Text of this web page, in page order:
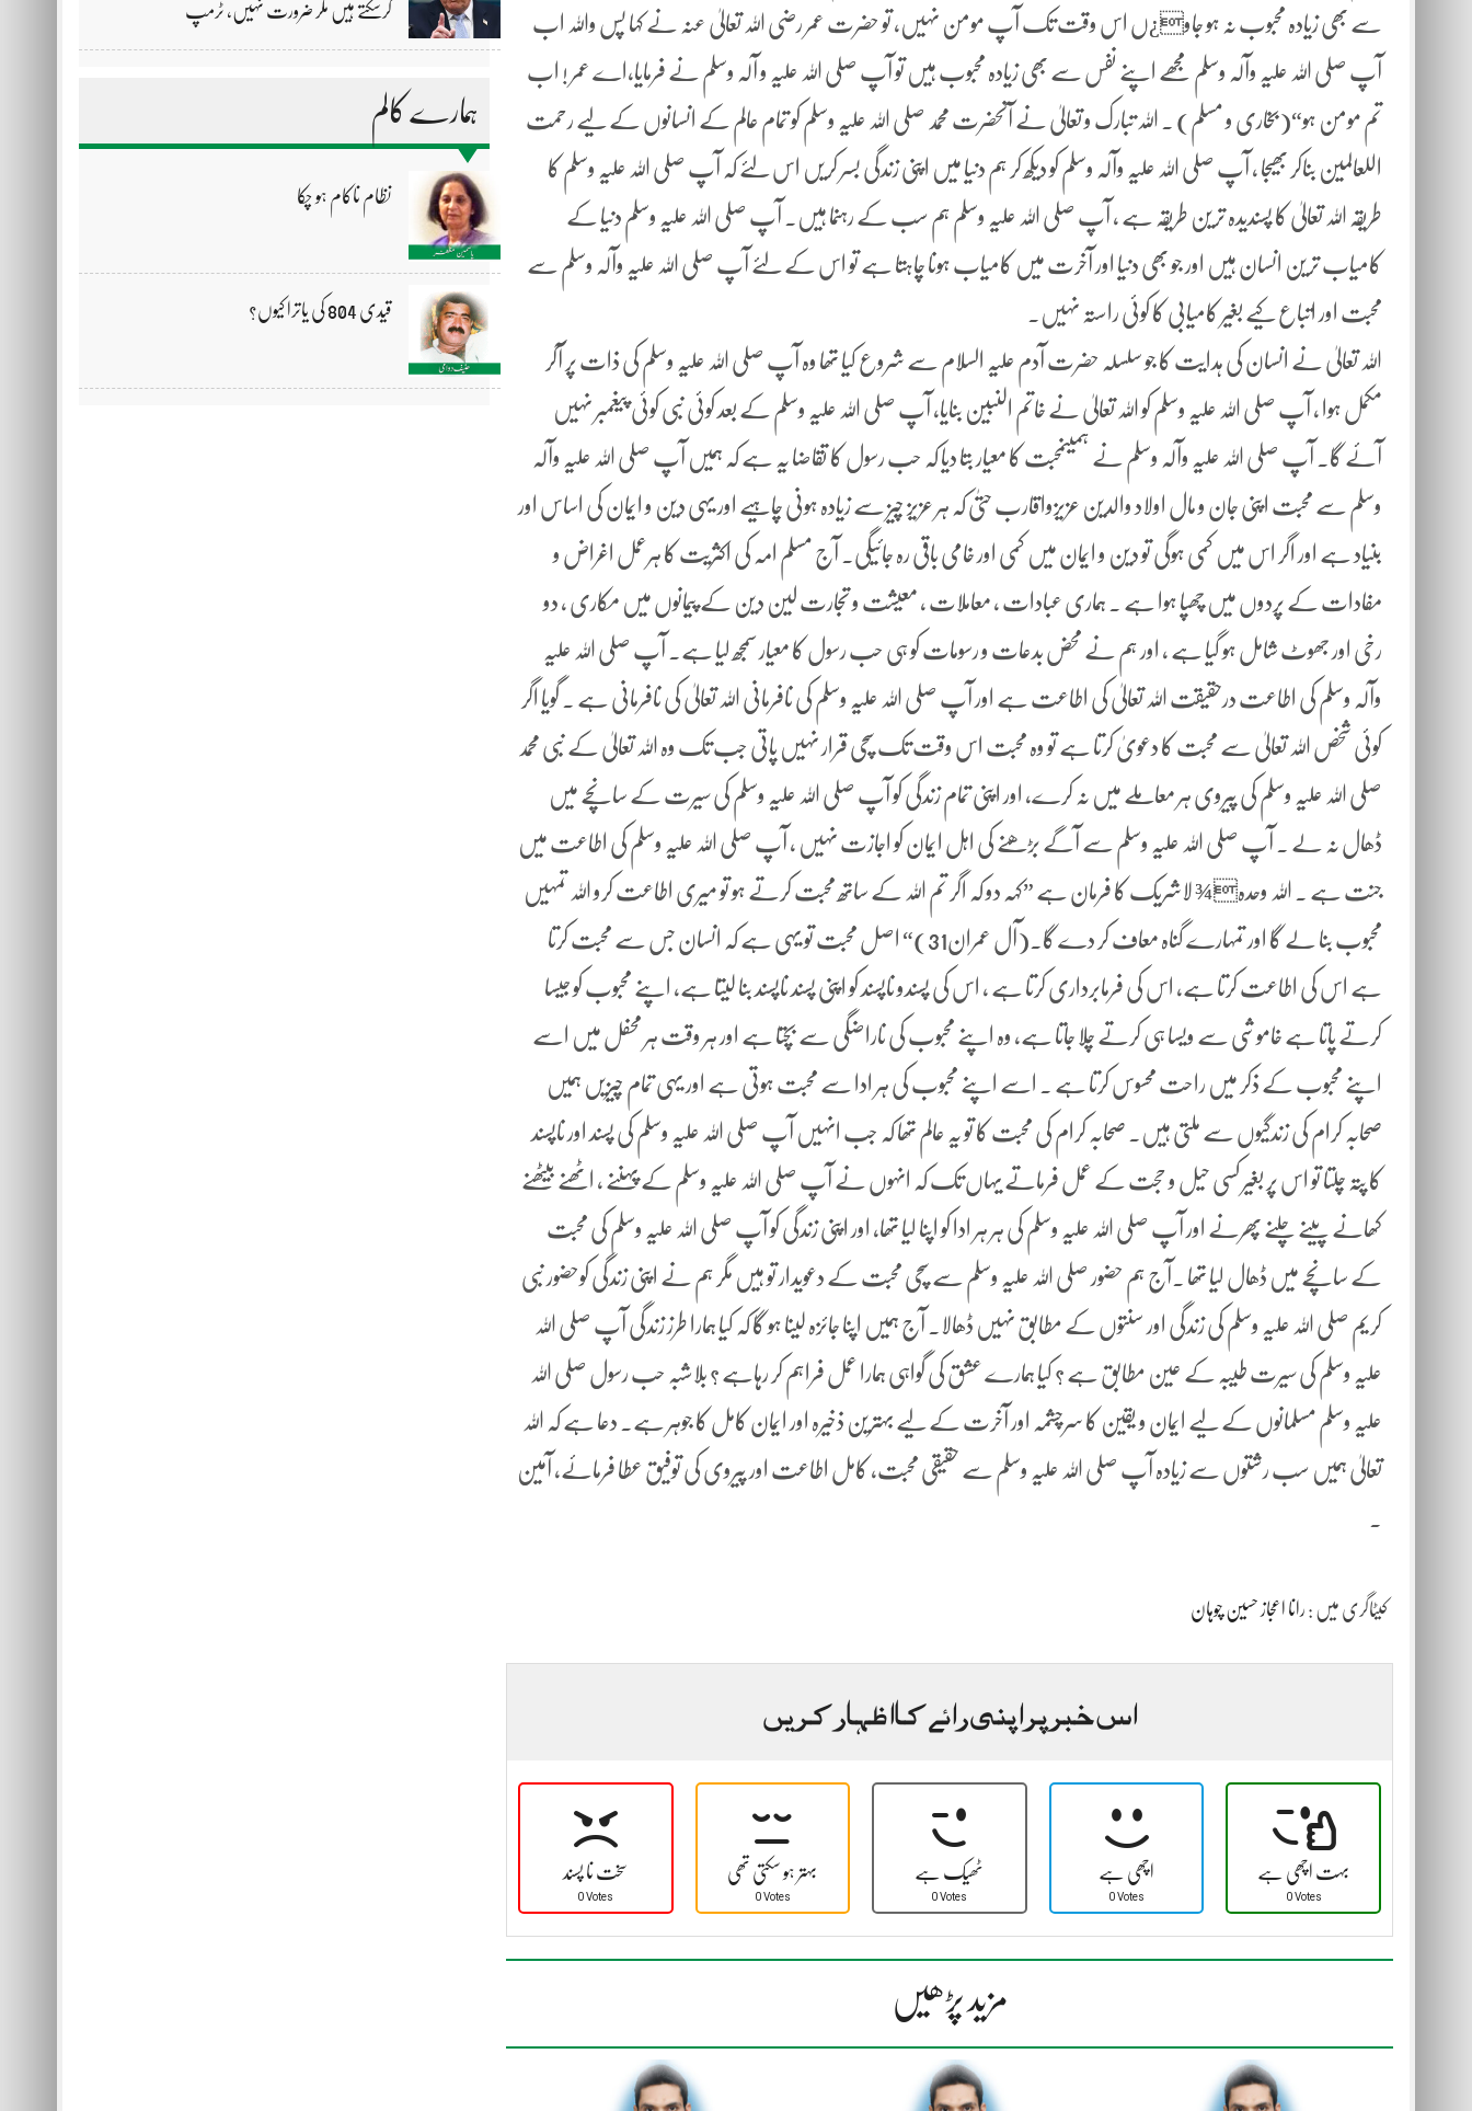
کرسکتے ہیں مگر ضرورت نہیں، ٹرمپ
ہمارے کالم
نظام ناکام ہو چکا
قیدی 804 کی یاترا کیوں؟
سے بھی زیادہ محبوب نہ ہو جاو¿ں اس وقت تک آپ مومن نہیں، تو حضرت عمر رضی اللہ تعالیٰ عنہ نے کہا پس واللہ اب
آپ صلی اللہ علیہ وآلہ وسلم مجھے اپنے نفس سے بھی زیادہ محبوب ہیں تو آپ صلی اللہ علیہ و آلہ وسلم نے فرمایا،اے عمر ! اب
تم مومن ہو“(بخاری و مسلم) ۔ اللہ تبارک و تعالیٰ نے آنحضرت محمد صلی اللہ علیہ وسلم کو تمام عالم کے انسانوں کے لیے رحمت
اللعالمین بناکر بھیجا ، آپ صلی اللہ علیہ وآلہ وسلم کو دیکھ کر ہم دنیا میں اپنی زندگی بسر کریں اس لئے کہ آپ صلی اللہ علیہ وسلم کا
طریقہ اللہ تعالیٰ کا پسندیدہ ترین طریقہ ہے ، آپ صلی اللہ علیہ وسلم ہم سب کے رہنما ہیں۔ آپ صلی اللہ علیہ وسلم دنیا کے
کامیاب ترین انسان ہیں اور جو بھی دنیا اور آخرت میں کامیاب ہونا چاہتا ہے تو اس کے لئے آپ صلی اللہ علیہ وآلہ وسلم سے
محبت اور اتباع کیے بغیر کامیابی کا کوئی راستہ نہیں۔
اللہ تعالیٰ نے انسان کی ہدایت کا جو سلسلہ حضرت آدم علیہ السلام سے شروع کیا تھا وہ آپ صلی اللہ علیہ وسلم کی ذات پر آکر
مکمل ہوا ، آپ صلی اللہ علیہ وسلم کو اللہ تعالیٰ نے خاتم النبین بنایا، آپ صلی اللہ علیہ وسلم کے بعد کوئی نبی کوئی پیغمبر نہیں
آئے گا۔ آپ صلی اللہ علیہ وآلہ وسلم نے ہمیںمحبت کا معیار بتا دیا کہ حب رسول کا تقاضا یہ ہے کہ ہمیں آپ صلی اللہ علیہ وآلہ
وسلم سے محبت اپنی جان و مال اولاد والدین عزیزواقارب حتیٰ کہ ہر عزیز چیز سے زیادہ ہونی چاہیے اور یہی دین و ایمان کی اساس اور
بنیاد ہے اور اگر اس میں کمی ہوگی تو دین و ایمان میں کمی اور خامی باقی رہ جائیگی۔ آج مسلم امہ کی اکثریت کا ہرعمل اغراض و
مفادات کے پردوں میں چھپا ہوا ہے ۔ ہماری عبادات ، معاملات ، معیشت و تجارت لین دین کے پیمانوں میں مکاری ، دو
رخی اور جھوٹ شامل ہو گیا ہے ، اور ہم نے محض بدعات و رسومات کو ہی حب رسول کا معیار سمجھ لیا ہے۔ آپ صلی اللہ علیہ
وآلہ وسلم کی اطاعت درحقیقت اللہ تعالیٰ کی اطاعت ہے اور آپ صلی اللہ علیہ وسلم کی نافرمانی اللہ تعالیٰ کی نافرمانی ہے ۔ گویا اگر
کوئی شخص اللہ تعالیٰ سے محبت کا دعویٰ کرتا ہے تو وہ محبت اس وقت تک سچی قرار نہیں پاتی جب تک وہ اللہ تعالیٰ کے نبی محمد
صلی اللہ علیہ وسلم کی پیروی ہر معاملے میں نہ کرے، اور اپنی تمام زندگی کو آپ صلی اللہ علیہ وسلم کی سیرت کے سانچے میں
ڈھال نہ لے ۔ آپ صلی اللہ علیہ وسلم سے آگے بڑھنے کی اہل ایمان کو اجازت نہیں ، آپ صلی اللہ علیہ وسلم کی اطاعت میں
جنت ہے ۔ اللہ وحدہ¾ لاشریک کا فرمان ہے ”کہہ دو کہ اگر تم اللہ کے ساتھ محبت کرتے ہو تو میری اطاعت کرو اللہ تمہیں
محبوب بنا لے گا اور تمہارے گناہ معاف کر دے گا۔(آل عمران31)“ اصل محبت تو یہی ہے کہ انسان جس سے محبت کرتا
ہے اس کی اطاعت کرتا ہے، اس کی فرمابرداری کرتا ہے ، اس کی پسندو ناپسند کو اپنی پسند ناپسند بنا لیتا ہے، اپنے محبوب کو جیسا
کرتے پاتا ہے خاموشی سے ویسا ہی کرتے چلا جاتا ہے، وہ اپنے محبوب کی ناراضگی سے بچتا ہے اور ہر وقت ہر محفل میں اسے
اپنے محبوب کے ذکر میں راحت محسوس کرتا ہے ۔ اسے اپنے محبوب کی ہر ادا سے محبت ہوتی ہے اور یہی تمام چیزیں ہمیں
صحابہ کرام کی زندگیوں سے ملتی ہیں۔ صحابہ کرام کی محبت کا تو یہ عالم تھا کہ جب انہیں آپ صلی اللہ علیہ وسلم کی پسند اور ناپسند
کا پتہ چلتا تو اس پر بغیر کسی حیل و حجت کے عمل فرماتے یہاں تک کہ انہوں نے آپ صلی اللہ علیہ وسلم کے پہننے ، اٹھنے بیٹھنے
کھانے پینے چلنے پھرنے اور آپ صلی اللہ علیہ وسلم کی ہر ہر ادا کو اپنا لیا تھا، اور اپنی زندگی کو آپ صلی اللہ علیہ وسلم کی محبت
کے سانچے میں ڈھال لیا تھا ۔آج ہم حضور صلی اللہ علیہ وسلم سے سچی محبت کے دعویدار تو ہیں مگر ہم نے اپنی زندگی کوحضور نبی
کریم صلی اللہ علیہ وسلم کی زندگی اور سنتوں کے مطابق نہیں ڈھالا۔ آج ہمیں اپنا جائزہ لینا ہو گا کہ کیا ہمارا طرز زندگی آپ صلی اللہ
علیہ وسلم کی سیرت طیبہ کے عین مطابق ہے ؟ کیا ہمارے عشق کی گواہی ہمارا عمل فراہم کر رہاہے ؟ بلاشبہ حب رسول صلی اللہ
علیہ وسلم مسلمانوں کے لیے ایمان و یقین کا سرچشمہ اور آخرت کے لیے بہترین ذخیرہ اور ایمان کامل کا جوہر ہے۔ دعا ہے کہ اللہ
تعالیٰ ہمیں سب رشتوں سے زیادہ آپ صلی اللہ علیہ وسلم سے حقیقی محبت، کامل اطاعت اور پیروی کی توفیق عطا فرمائے، آمین
کیٹاگری میں : رانا اعجاز حسین چوہان
اس خبر پر اپنی رائے کا اظہار کریں
سخت نا پسند
0 Votes
بہتر ہو سکتی تھی
0 Votes
ٹھیک ہے
0 Votes
اچھی ہے
0 Votes
بہت اچھی ہے
0 Votes
مزید پڑھیں